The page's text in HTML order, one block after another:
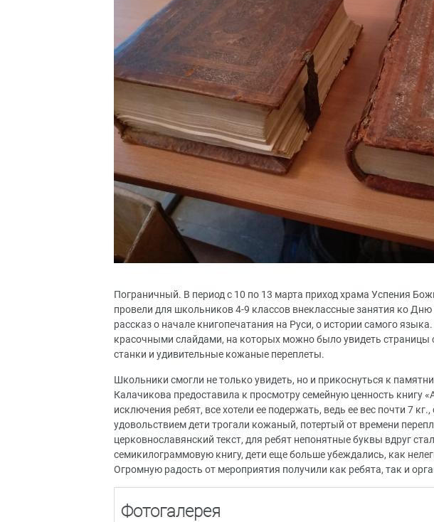
Пограничный. В период с 10 по 13 марта приход храма Успения
провели для школьников 4-9 классов внеклассные занятия ко
рассказ о начале книгопечатания на Руси, о истории самого
красочными слайдами, на которых можно было увидеть страницы
станки и удивительные кожаные переплеты.
Школьники смогли не только увидеть, но и прикоснуться к
Калачикова предоставила к просмотру семейную ценность книгу
исключения ребят, все хотели ее подержать, ведь ее вес почти 7
удовольствием дети трогали кожаный, потертый от времени
церковнославянский текст, для ребят непонятные буквы вдруг
семикилограммовую книгу, дети еще больше убеждались, как
Огромную радость от мероприятия получили как ребята, так и
Фотогалерея